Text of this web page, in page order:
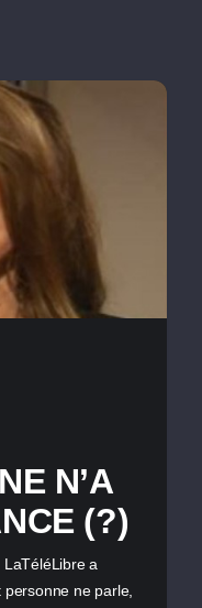
N’A
(?)
LaTéléLibre a
personne ne parle,